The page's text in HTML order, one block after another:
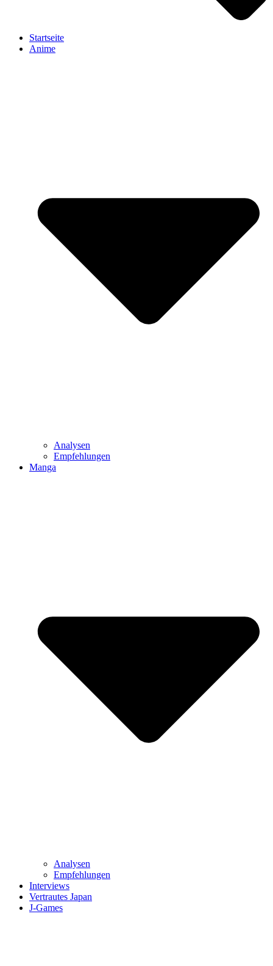
Startseite
Anime
Analysen
Empfehlungen
Manga
Analysen
Empfehlungen
Interviews
Vertrautes Japan
J-Games